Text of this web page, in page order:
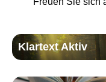
Klartext Aktiv